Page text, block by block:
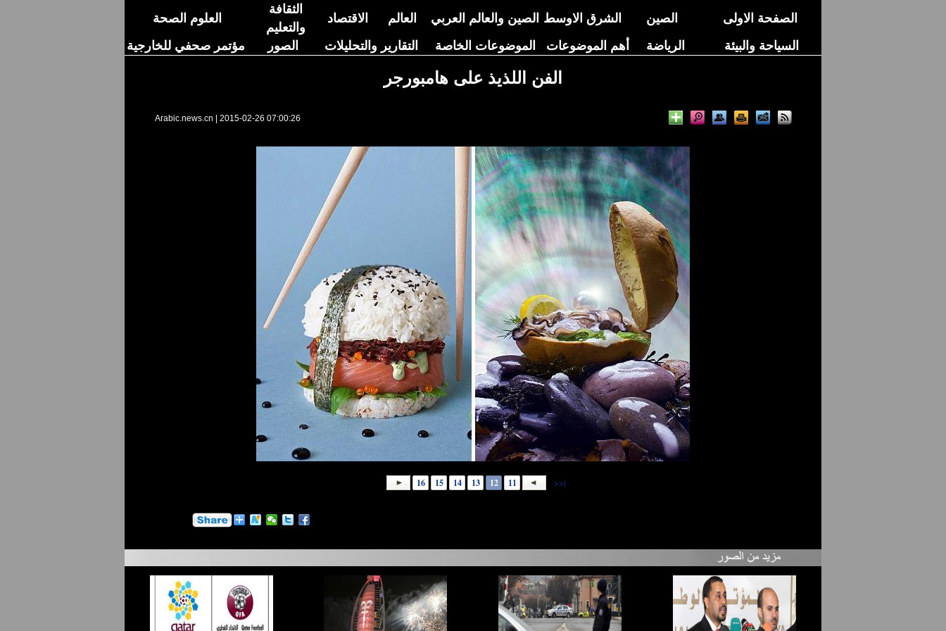
الصفحة الاولى الصين الشرق الاوسط الصين والعالم العربي العالم الاقتصاد
الثقافة
والتعليم
العلوم الصحة
السياحة والبيئة
الرياضة أهم الموضوعات الموضوعات الخاصة التقارير والتحليلات الصور مؤتمر صحفي للخارجية
الفن اللذيذ على هامبورجر
Arabic.news.cn 2015-02-26 07:00:26
|<<
11
12
13
14
15
16